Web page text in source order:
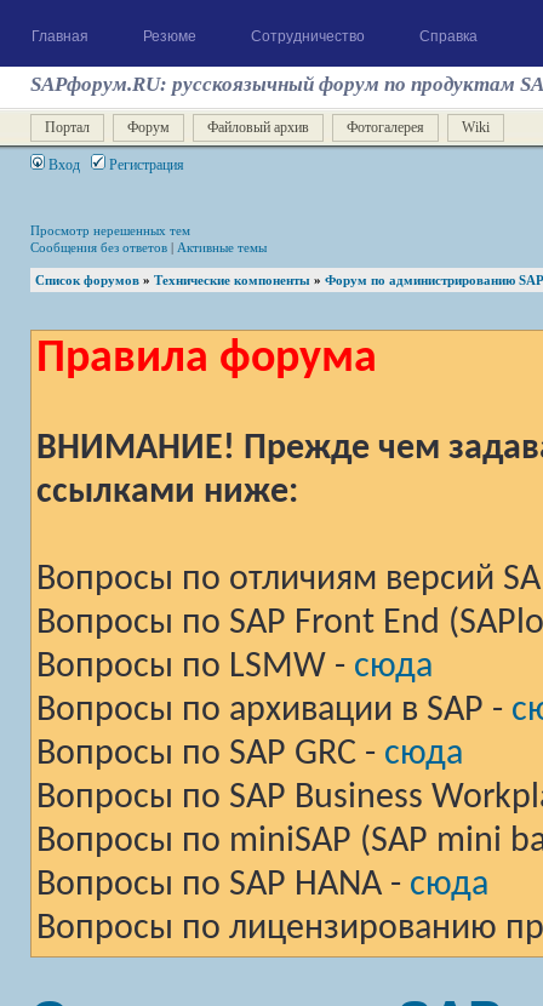
Главная Резюме Сотрудничество Справка
SAPфорум.RU: русскоязычный форум по продуктам
Портал Форум Файловый архив Фотогалерея Wiki
Вход Регистрация
Просмотр нерешенных тем
Сообщения без ответов | Активные темы
Список форумов » Технические компоненты » Форум по администрированию SAP
Правила форума
ВНИМАНИЕ! Прежде чем
ссылками ниже:
Вопросы по отличиям версий
Вопросы по SAP Front End
Вопросы по LSMW - сюда
Вопросы по архивации в SAP -
Вопросы по SAP GRC - сюда
Вопросы по SAP Business
Вопросы по miniSAP (SAP mini
Вопросы по SAP HANA - сюда
Вопросы по лицензированию